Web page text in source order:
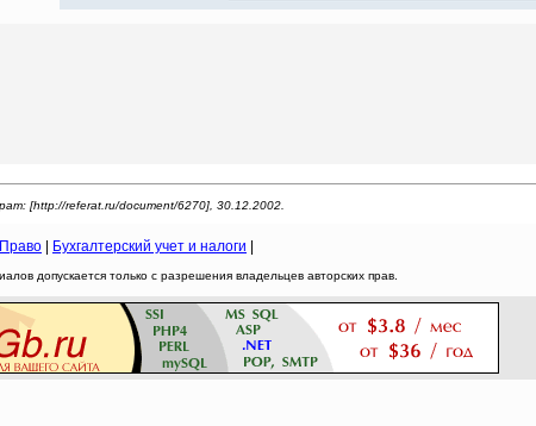
[http://referat.ru/document/6270], 30.12.2002.
Право Бухгалтерский учет и налоги
допускается только с разрешения владельцев авторских прав.